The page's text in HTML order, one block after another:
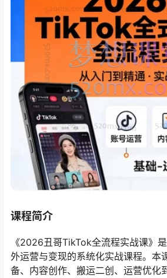
课程简介
《2026丑哥TikTok全流程实战课》
外运营与变现的系统化实战课程。本
备、内容创作、搬运二创、运营优化